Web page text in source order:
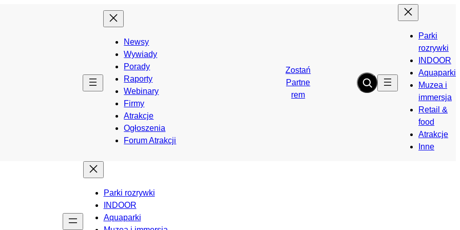
Newsy
Wywiady
Porady
Raporty
Webinary
Firmy
Atrakcje
Ogłoszenia
Forum Atrakcji
Zostań
Partne
rem
Parki
rozrywki
INDOOR
Aquaparki
Muzea i
immersja
Retail &
food
Atrakcje
Inne
Parki rozrywki
INDOOR
Aquaparki